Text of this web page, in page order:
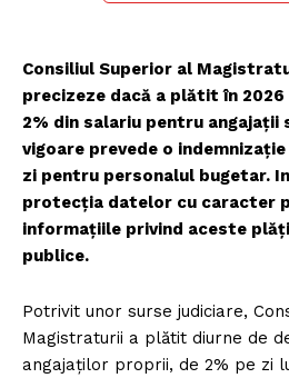
Consiliul Superior al
precizeze dacă a plătit în
2% din salariu pentru angajații
vigoare prevede o
zi pentru personalul bugetar.
protecția datelor cu caracter
informațiile privind aceste
publice.
Potrivit unor surse judiciare,
Magistraturii a plătit diurne de
angajaților proprii, de 2% pe zi